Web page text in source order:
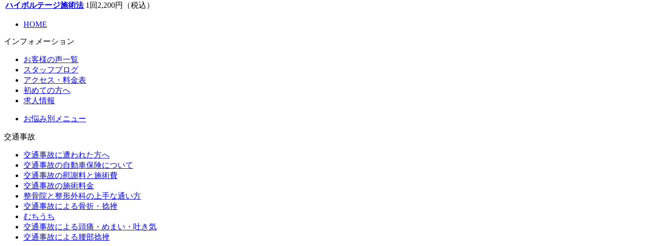
ハイボルテージ施術法 1回2,200円（税込）
HOME
インフォメーション
お客様の声一覧
スタッフブログ
アクセス・料金表
初めての方へ
求人情報
お悩み別メニュー
交通事故
交通事故に遭われた方へ
交通事故の自動車保険について
交通事故の慰謝料と施術費
交通事故の施術料金
整骨院と整形外科の上手な通い方
交通事故による骨折・捻挫
むちうち
交通事故による頭痛・めまい・吐き気
交通事故による腰部捻挫